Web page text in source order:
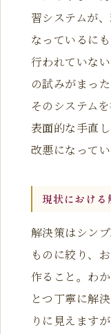
習システムが
なっているに
行われていな
の試みがまっ
そのシステム
表面的な手直
改悪になって
現状における
解決策はシン
ものに絞り、
作ること。わ
とつ丁寧に解
りに見えます